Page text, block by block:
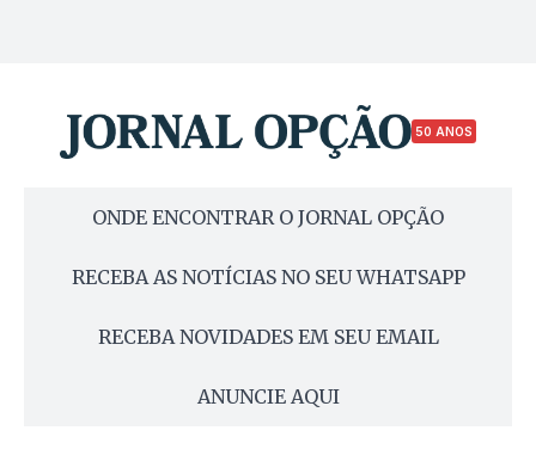
50 ANOS
ONDE ENCONTRAR O JORNAL OPÇÃO
RECEBA AS NOTÍCIAS NO SEU WHATSAPP
RECEBA NOVIDADES EM SEU EMAIL
ANUNCIE AQUI